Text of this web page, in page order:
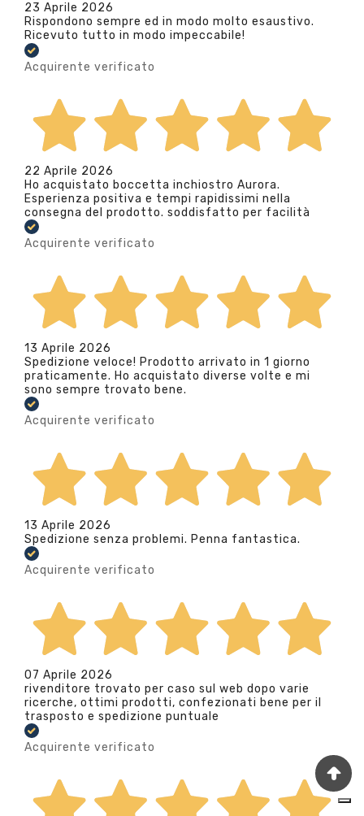
23 Aprile 2026
Rispondono sempre ed in modo molto esaustivo.
Ricevuto tutto in modo impeccabile!
Acquirente verificato
22 Aprile 2026
Ho acquistato boccetta inchiostro Aurora.
Esperienza positiva e tempi rapidissimi nella
consegna del prodotto. soddisfatto per facilità
Acquirente verificato
13 Aprile 2026
Spedizione veloce! Prodotto arrivato in 1 giorno
praticamente. Ho acquistato diverse volte e mi
sono sempre trovato bene.
Acquirente verificato
13 Aprile 2026
Spedizione senza problemi. Penna fantastica.
Acquirente verificato
07 Aprile 2026
rivenditore trovato per caso sul web dopo varie
ricerche, ottimi prodotti, confezionati bene per il
trasposto e spedizione puntuale
Acquirente verificato